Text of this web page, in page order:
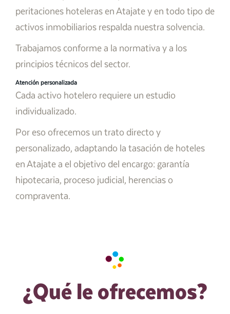
peritaciones hoteleras en Atajate y en todo tipo de
activos inmobiliarios respalda nuestra solvencia.
Trabajamos conforme a la normativa y a los
principios técnicos del sector.
Atención personalizada
Cada activo hotelero requiere un estudio
individualizado.
Por eso ofrecemos un trato directo y
personalizado, adaptando la tasación de hoteles
en Atajate a el objetivo del encargo: garantía
hipotecaria, proceso judicial, herencias o
compraventa.
¿Qué le ofrecemos?